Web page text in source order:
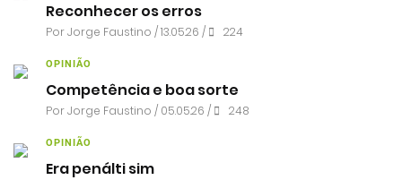
Reconhecer os erros
PorJorge Faustino / 13.05.26 / 224
OPINIÃO
Competência e boa sorte
PorJorge Faustino / 05.05.26 / 248
OPINIÃO
Era penálti sim